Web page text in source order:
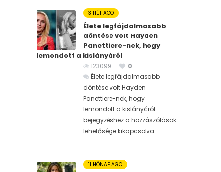
3 HÉT AGO
Élete legfájdalmasabb
döntése volt Hayden
Panettiere-nek, hogy
lemondott a kislányáról
123099
0
Élete legfájdalmasabb
döntése volt Hayden
Panettiere-nek, hogy
lemondott a kislányáról
bejegyzéshez a hozzászólások
lehetősége kikapcsolva
11 HÓNAP AGO